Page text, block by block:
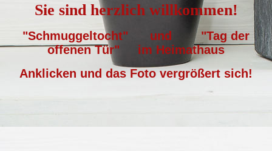
Sie sind herzlich willkommen!
"Schmuggeltocht" und "Tag der
offenen Tür" im Heimathaus
Anklicken und das Foto vergrößert sich!